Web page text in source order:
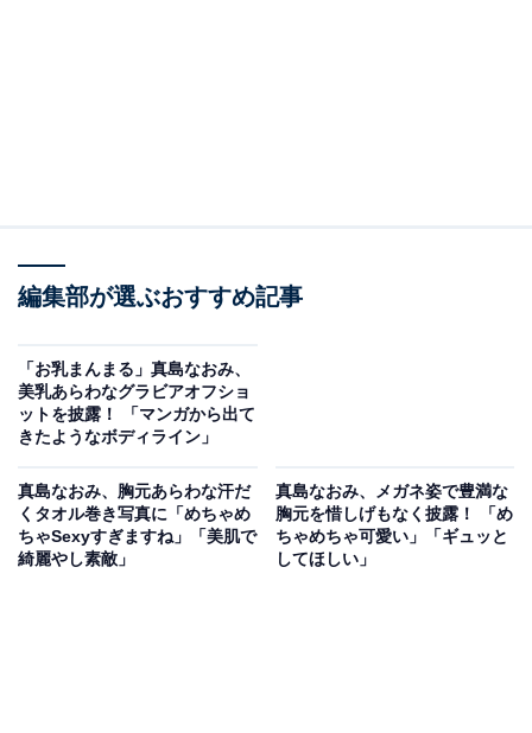
編集部が選ぶおすすめ記事
「お乳まんまる」真島なおみ、
美乳あらわなグラビアオフショ
ットを披露！ 「マンガから出て
きたようなボディライン」
真島なおみ、胸元あらわな汗だ
くタオル巻き写真に「めちゃめ
ちゃSexyすぎますね」「美肌で
綺麗やし素敵」
真島なおみ、メガネ姿で豊満な
胸元を惜しげもなく披露！ 「め
ちゃめちゃ可愛い」「ギュッと
してほしい」